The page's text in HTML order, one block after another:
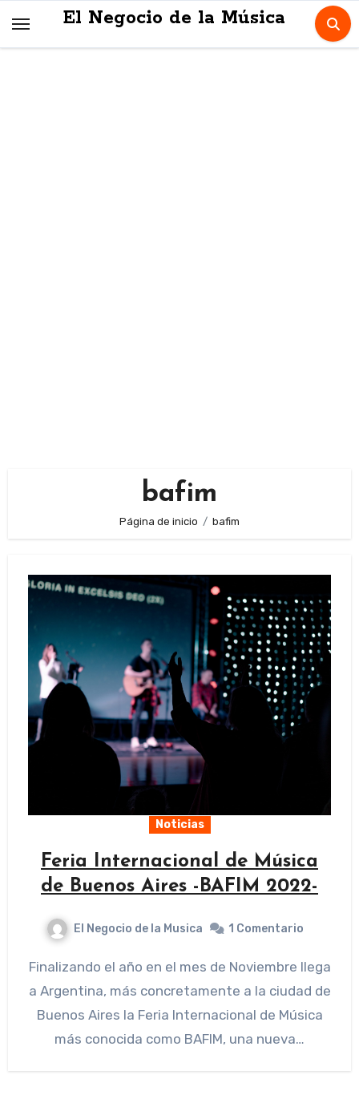
El Negocio de la Música
bafim
Página de inicio bafim
Noticias
Feria Internacional de Música
de Buenos Aires -BAFIM 2022-
El Negocio de la Musica 1 Comentario
Finalizando el año en el mes de Noviembre llega
a Argentina, más concretamente a la ciudad de
Buenos Aires la Feria Internacional de Música
más conocida como BAFIM, una nueva…